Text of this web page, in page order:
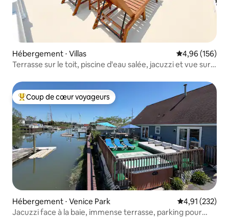
Hébergement ⋅ Villas Évaluation
4,96 (156)
Terrasse sur le toit, piscine d'eau salée, jacuzzi et vue sur
Coups de cœur voyageurs les plus appréciés
Coup de cœur voyageurs
Hébergement ⋅ Venice Park Évaluation
4,91 (232)
Jacuzzi face à la baie, immense terrasse, parking pour